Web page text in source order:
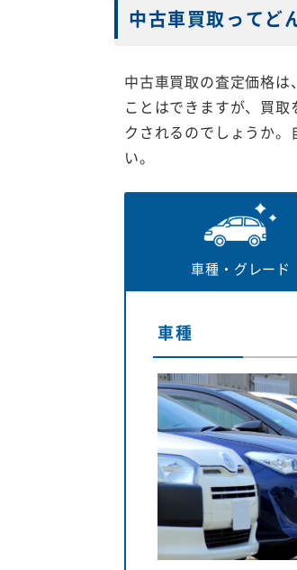
中古車買取ってど
中古車買取の査定価格
ことはできますが、買
クされるのでしょうか
い。
車種・ グレード
車種